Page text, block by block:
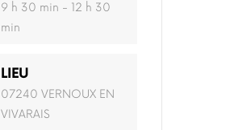
9 h 30 min - 12 h 30
min
LIEU
07240 VERNOUX EN
VIVARAIS